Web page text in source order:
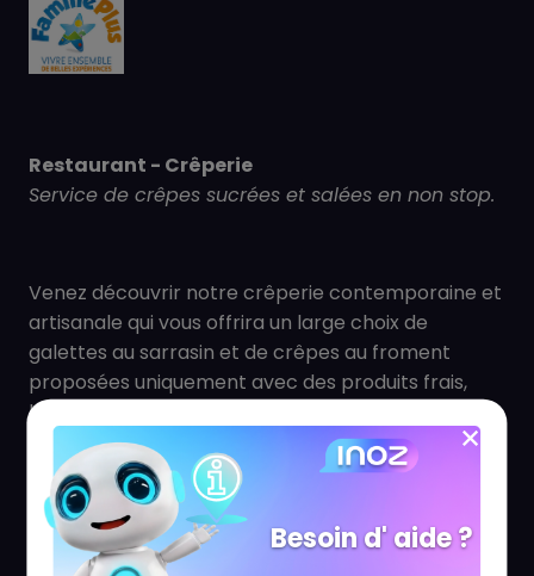
Restaurant - Crêperie
Service de crêpes sucrées et salées en non stop.
Venez découvrir notre crêperie contemporaine et
artisanale qui vous offrira un large choix de
galettes au sarrasin et de crêpes au froment
proposées uniquement avec des produits frais,
locaux et artisanaux. Nous vous proposons
également une petite carte bistrot composée de
plats faits maison et un plat du jour concocté par
nos équipes pour chaque jour.
Vous serez accueillis par une équipe chaleureuse
dans un cadre végétal hors du commun.
Besoin d' aide ?